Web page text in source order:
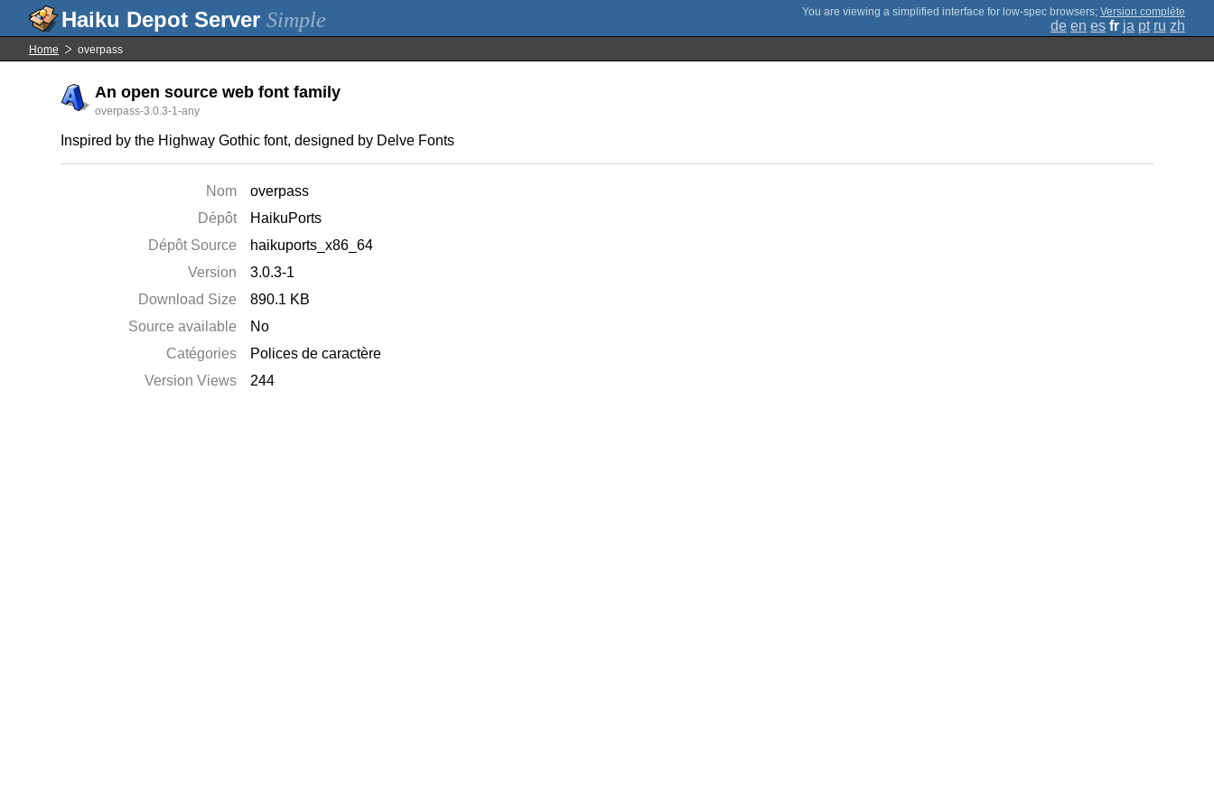
Simple ; Version complète
de en es fr ja pt ru zh
Home overpass
An open source web font family
overpass-3.0.3-1-any
Inspired by the Highway Gothic font, designed by Delve Fonts
Nom
overpass
Dépôt
HaikuPorts
Dépôt Source
haikuports_x86_64
Version
3.0.3-1
Download Size
890.1 KB
Source available
No
Catégories
Polices de caractère
Version Views
244